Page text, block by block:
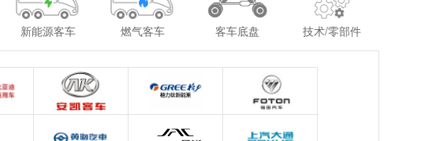
新能源客车 燃气客车 客车底盘 技术/零部件